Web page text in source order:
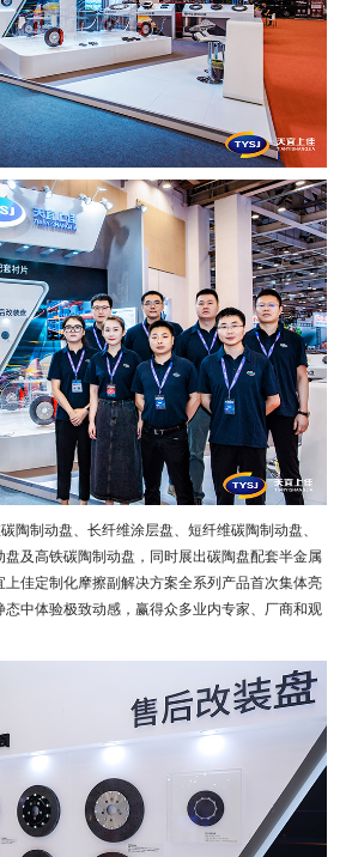
陶制动盘、长纤维涂层盘、短纤维碳陶制动盘、
及高铁碳陶制动盘，同时展出碳陶盘配套半金属
佳定制化摩擦副解决方案全系列产品首次集体亮
中体验极致动感，赢得众多业内专家、厂商和观